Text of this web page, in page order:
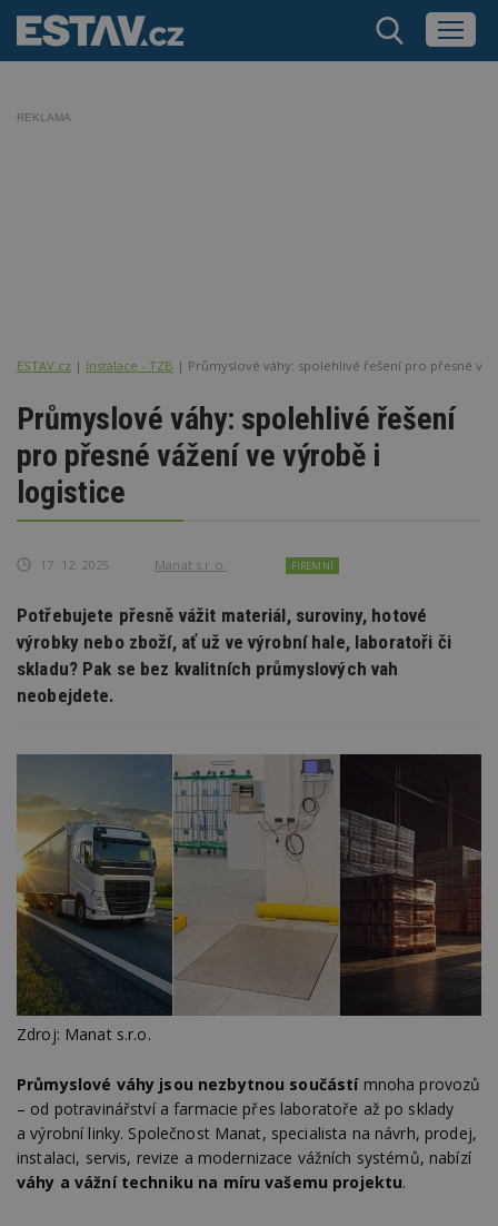
REKLAMA
ESTAV.cz Instalace - TZB Průmyslové váhy: spolehlivé řešení pro přesné
Průmyslové váhy: spolehlivé řešení
pro přesné vážení ve výrobě i
logistice
17. 12. 2025 Manat s.r.o. FIREMNÍ
Potřebujete přesně vážit materiál, suroviny, hotové
výrobky nebo zboží, ať už ve výrobní hale, laboratoři či
skladu? Pak se bez kvalitních průmyslových vah
neobejdete.
Zdroj: Manat s.r.o.
Průmyslové váhy jsou nezbytnou součástímnoha provozů
– od potravinářství a farmacie přes laboratoře až po sklady
a výrobní linky. Společnost Manat, specialista na návrh, prodej,
instalaci, servis, revize a modernizace vážních systémů, nabízí
váhy a vážní techniku na míru vašemu projektu.